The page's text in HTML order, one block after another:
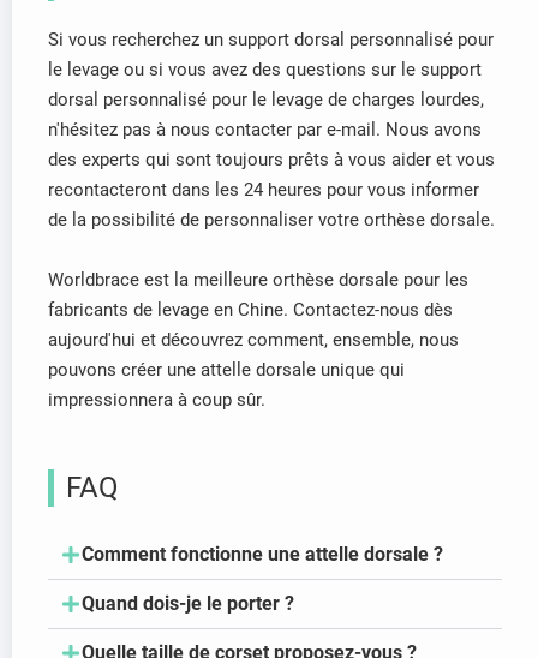
Si vous recherchez un support dorsal personnalisé pour
le levage ou si vous avez des questions sur le support
dorsal personnalisé pour le levage de charges lourdes,
n'hésitez pas à nous contacter par e-mail. Nous avons
des experts qui sont toujours prêts à vous aider et vous
recontacteront dans les 24 heures pour vous informer
de la possibilité de personnaliser votre orthèse dorsale.
Worldbrace est la meilleure orthèse dorsale pour les
fabricants de levage en Chine. Contactez-nous dès
aujourd'hui et découvrez comment, ensemble, nous
pouvons créer une attelle dorsale unique qui
impressionnera à coup sûr.
FAQ
Comment fonctionne une attelle dorsale ?
Quand dois-je le porter ?
Quelle taille de corset proposez-vous ?